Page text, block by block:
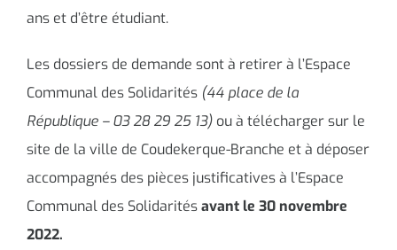
ans et d’être étudiant.
Les dossiers de demande sont à retirer à l’Espace
Communal des Solidarités (44 place de la
République – 03 28 29 25 13) ou à télécharger sur le
site de la ville de Coudekerque-Branche et à déposer
accompagnés des pièces justificatives à l’Espace
Communal des Solidaritésavant le 30 novembre
2022.